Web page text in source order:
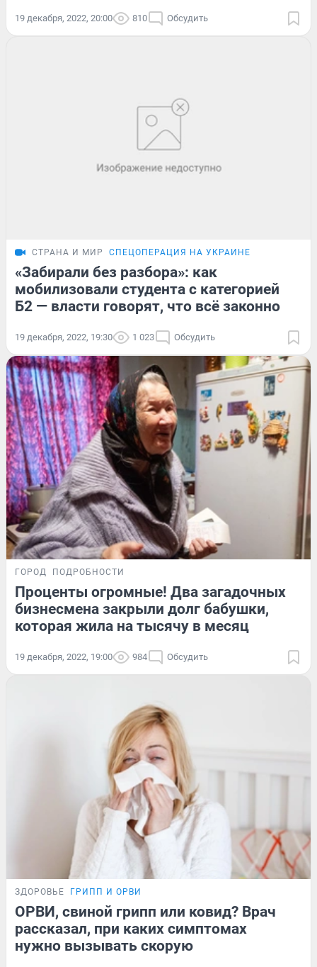
19 декабря, 2022, 20:00 810 Обсудить
СТРАНА И МИР СПЕЦОПЕРАЦИЯ НА УКРАИНЕ
«Забирали без разбора»: как
мобилизовали студента с категорией
Б2 — власти говорят, что всё законно
19 декабря, 2022, 19:30 1 023 Обсудить
ГОРОД ПОДРОБНОСТИ
Проценты огромные! Два загадочных
бизнесмена закрыли долг бабушки,
которая жила на тысячу в месяц
19 декабря, 2022, 19:00 984 Обсудить
ЗДОРОВЬЕ ГРИПП И ОРВИ
ОРВИ, свиной грипп или ковид? Врач
рассказал, при каких симптомах
нужно вызывать скорую